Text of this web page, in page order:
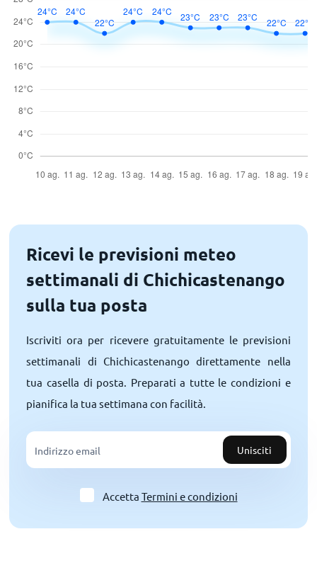
Ricevi le previsioni meteo
settimanali di Chichicastenango
sulla tua posta
Iscriviti ora per ricevere gratuitamente le previsioni
settimanali di Chichicastenango direttamente nella
tua casella di posta. Preparati a tutte le condizioni e
pianifica la tua settimana con facilità.
Unisciti
Accetta Termini e condizioni